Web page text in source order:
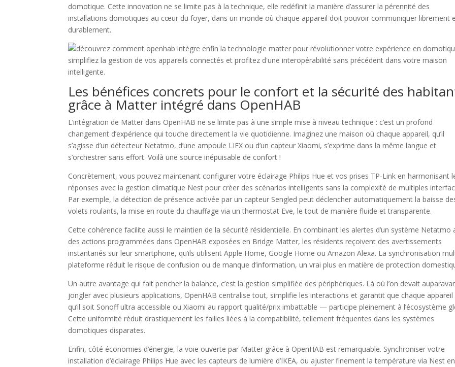
domotique. Cette innovation ne se limite pas à la technique, elle redéfinit la manière d’assurer la pérennité des
installations domotiques au cœur du foyer, dans un monde où chaque appareil doit pouvoir communiquer librement
durablement.
Les bénéfices concrets pour le confort et la sécurité des
grâce à Matter intégré dans OpenHAB
L’intégration de Matter dans OpenHAB ne se limite pas à une simple mise à niveau technique : c’est un profond
changement d’expérience qui touche directement la vie quotidienne. Imaginez une maison où chaque appareil, qu’il
s’agisse d’un détecteur Netatmo, d’une ampoule LIFX ou d’un capteur Xiaomi, s’exprime dans la même langue et
s’orchestrer sans effort. Voilà une source inépuisable de confort !
Concrètement, vous pouvez maintenant configurer votre éclairage Philips Hue et vos prises TP-Link en harmonisant
réponses avec la gestion climatique Nest pour créer des scénarios intelligents sans la complexité de multiples
Par exemple, la détection de présence activée par un capteur Sengled peut déclencher automatiquement la baisse
volets roulants, la mise en route du chauffage via un thermostat Eve, le tout de manière fluide et transparente.
Cette cohérence facilite aussi le maintien de la sécurité résidentielle. En combinant les alertes d’un système Netatmo
des actions programmées dans OpenHAB exposées en Bridge Matter, les résidents reçoivent des avertissements
instantanés sur leur smartphone, qu’ils utilisent Apple Home, Google Home ou Amazon Alexa. La synchronisation
plateforme réduit le risque de confusion ou de manque d’information, un vrai plus en matière de protection
Un autre avantage qui fait pencher la balance, c’est la gestion simplifiée des périphériques. Là où l’on devait
jongler avec plusieurs applications, OpenHAB centralise tout, simplifie les interactions et garantit que chaque
qu’il soit Sonoff ultra accessible ou Xiaomi au rapport qualité/prix imbattable — participe pleinement à l’écosystème
Cette uniformité réduit drastiquement les failles liées à la compatibilité, tellement fréquentes dans les systèmes
domotiques disparates.
Enfin, côté économies d’énergie, la voie ouverte par Matter grâce à OpenHAB est remarquable. Synchroniser votre
installation d’éclairage Philips Hue avec les capteurs de lumière d’IKEA, ou ajuster finement la température via Nest en